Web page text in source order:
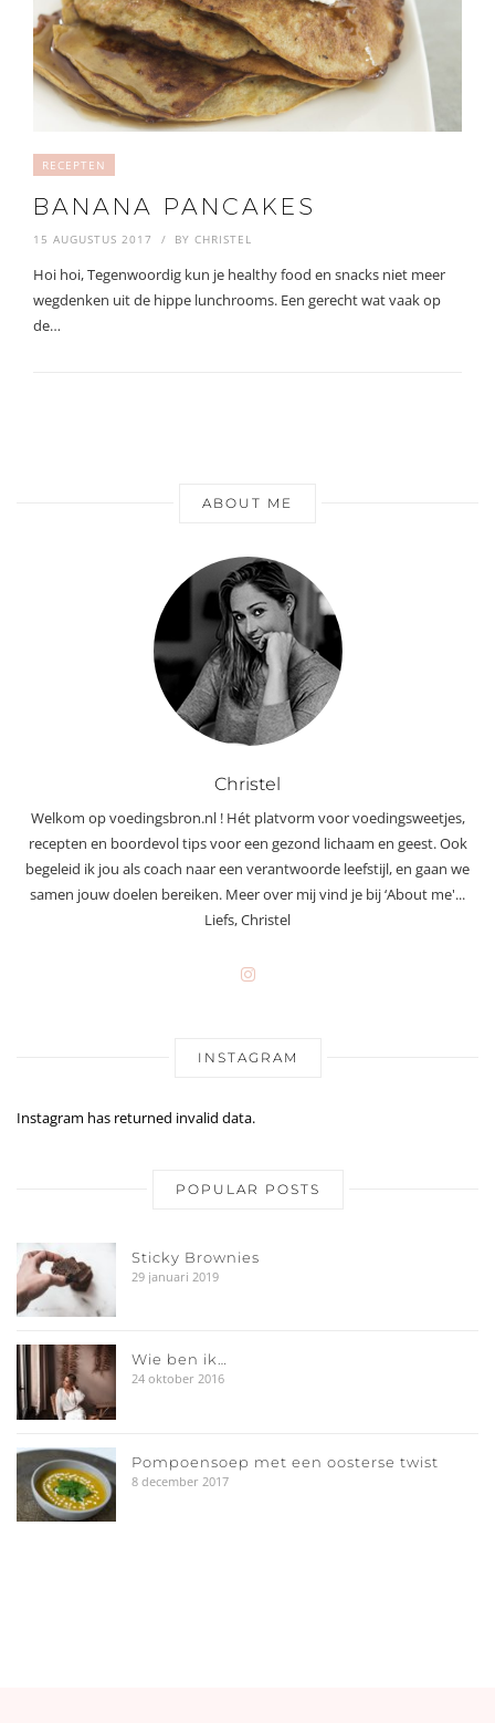
RECEPTEN
BANANA PANCAKES
15 AUGUSTUS 2017 BY CHRISTEL
Hoi hoi, Tegenwoordig kun je healthy food en snacks niet meer
wegdenken uit de hippe lunchrooms. Een gerecht wat vaak op
de…
ABOUT ME
Christel
Welkom op voedingsbron.nl ! Hét platvorm voor voedingsweetjes,
recepten en boordevol tips voor een gezond lichaam en geest. Ook
begeleid ik jou als coach naar een verantwoorde leefstijl, en gaan we
samen jouw doelen bereiken. Meer over mij vind je bij ‘About me'...
Liefs, Christel
INSTAGRAM
Instagram has returned invalid data.
POPULAR POSTS
Sticky Brownies
29 januari 2019
Wie ben ik…
24 oktober 2016
Pompoensoep met een oosterse twist
8 december 2017